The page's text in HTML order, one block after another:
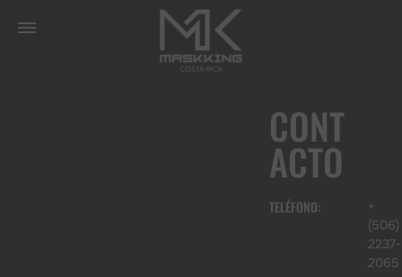
CONT
ACTO
TELÉFONO:
+
(506)
2237-
2065